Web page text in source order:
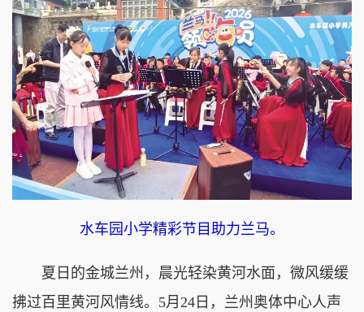
水车园小学精彩节目助力兰马。
夏日的金城兰州，晨光轻染黄河水面，微风缓缓
拂过百里黄河风情线。5月24日，兰州奥体中心人声